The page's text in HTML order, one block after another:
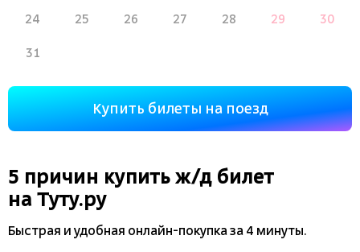
24 25 26 27 28 29 30
31
Купить билеты на поезд
5 причин купить ж/д билет
на Туту.ру
Быстрая и удобная онлайн-покупказа 4 минуты.